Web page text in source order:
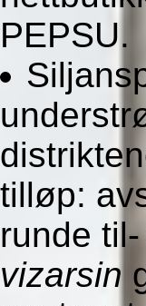
PEPSU.
tilløp:
runde
vizarsin